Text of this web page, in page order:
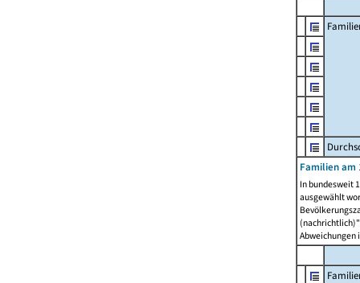
Familien am
In bundesweit
ausgewählt
Abweichungen